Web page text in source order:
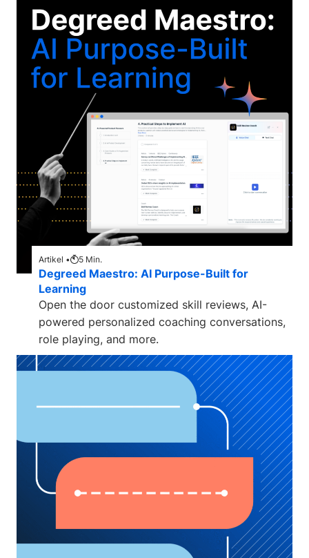
Artikel • 5 Min.
Degreed Maestro: AI Purpose-Built for
Learning
Open the door customized skill reviews, AI-
powered personalized coaching conversations,
role playing, and more.